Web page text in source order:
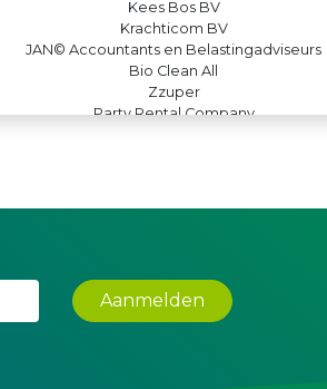
Krachticom BV
JAN© Accountants en Belastingadviseurs
Bio Clean All
Zzuper
Party Rental Company
Lewo Bouwbedrijf
Versteegen Auto's
Maatschap Remmerswaal
Aanmelden